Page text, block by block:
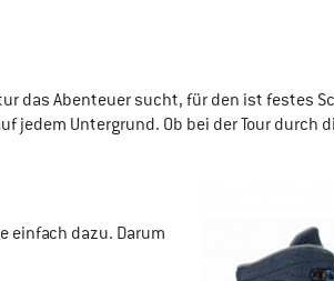
das Abenteuer sucht, für den ist festes
Untergrund. Ob bei der Tour durch
einfach dazu. Darum